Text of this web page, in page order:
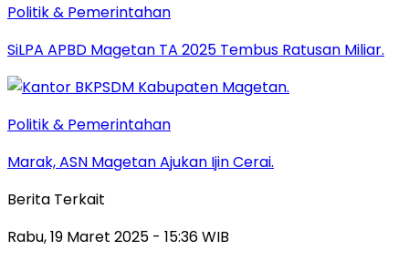
Politik & Pemerintahan
SiLPA APBD Magetan TA 2025 Tembus Ratusan Miliar.
Politik & Pemerintahan
Marak, ASN Magetan Ajukan Ijin Cerai.
Berita Terkait
Rabu, 19 Maret 2025 - 15:36 WIB